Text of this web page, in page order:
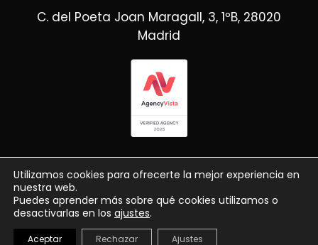
C. del Poeta Joan Maragall, 3, 1ºB, 28020
Madrid
© Copyright 3AW2026
Utilizamos cookies para ofrecerte la mejor experiencia en
nuestra web.
Puedes aprender más sobre qué cookies utilizamos o
desactivarlas en los ajustes.
Aceptar Rechazar Ajustes